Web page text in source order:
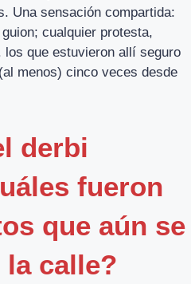
Una sensación compartida:
cualquier protesta,
que estuvieron allí seguro
menos) cinco veces desde
derbi
fueron
que aún se
calle?